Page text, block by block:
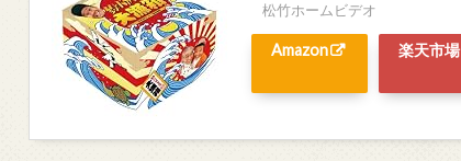
松竹ホームビデオ
Amazon 楽天市場